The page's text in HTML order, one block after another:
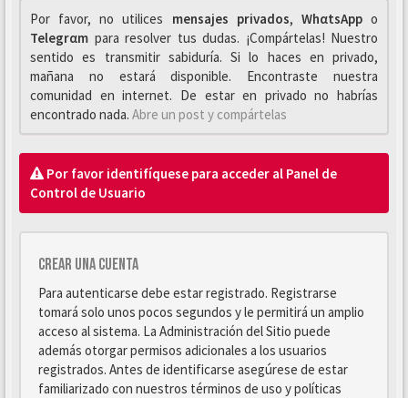
Por favor, no utilices mensajes privados, WhαtsAppo
Telegrαm para resolver tus dudas. ¡Compártelas! Nuestro
sentido es transmitir sabiduría. Si lo haces en privado,
mañana no estará disponible. Encontraste nuestra
comunidad en internet. De estar en privado no habrías
encontrado nada. Abre un post y compártelas
Por favor identifíquese para acceder al Panel de
Control de Usuario
Crear una cuenta
Para autenticarse debe estar registrado. Registrarse
tomará solo unos pocos segundos y le permitirá un amplio
acceso al sistema. La Administración del Sitio puede
además otorgar permisos adicionales a los usuarios
registrados. Antes de identificarse asegúrese de estar
familiarizado con nuestros términos de uso y políticas